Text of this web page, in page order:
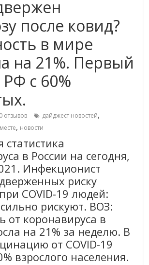
после ковид?
в мире
на 21%. Первый
с 60%
0 отзывов дайджест новостей,
, новости
в России на сегодня,
Инфекционист
риску
COVID-19 людей:
рискуют. ВОЗ:
от коронавируса в
на 21% за неделю. В
от COVID-19
взрослого населения.